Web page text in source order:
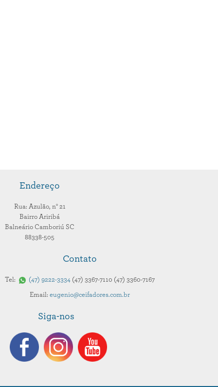
Endereço
Rua: Azulão, n° 21
Bairro Ariribá
Balneário Camboriú SC
88338-505
Contato
Tel: 47 9222-3334 47 3367-7110 47 3360-7167
Email: eugenio@ceifadores.com.br
Siga-nos